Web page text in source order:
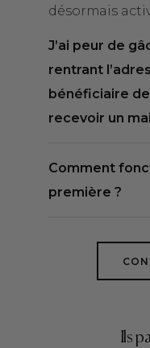
désormais
J’ai peur de
rentrant
bénéficiaire
recevoir un
Comment
première ?
Ils